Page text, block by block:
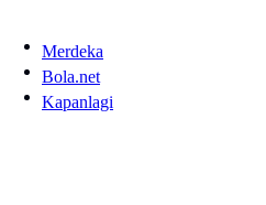
Merdeka
Bola.net
Kapanlagi